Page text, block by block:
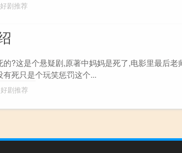
好剧推荐
?这是个悬疑剧,原著中妈妈是死了,电影里最后老
死只是个玩笑惩罚这个...
好剧推荐